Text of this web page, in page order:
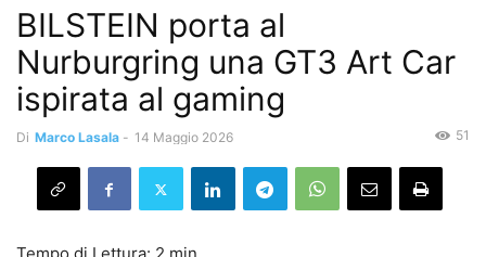
BILSTEIN porta al
Nurburgring una GT3 Art Car
ispirata al gaming
Di Marco Lasala - 14 Maggio 2026 51